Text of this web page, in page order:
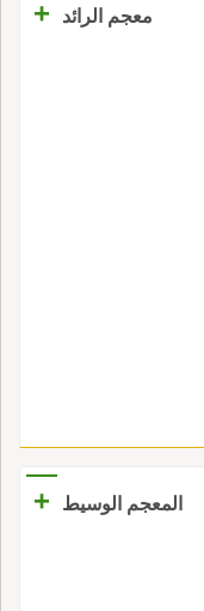
معجم الرائد +
المعجم الوسيط +